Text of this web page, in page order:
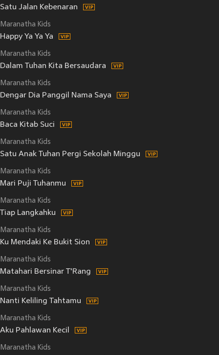
Satu Jalan Kebenaran
Maranatha Kids
Happy Ya Ya Ya
Maranatha Kids
Dalam Tuhan Kita Bersaudara
Maranatha Kids
Dengar Dia Panggil Nama Saya
Maranatha Kids
Baca Kitab Suci
Maranatha Kids
Satu Anak Tuhan Pergi Sekolah Minggu
Maranatha Kids
Mari Puji Tuhanmu
Maranatha Kids
Tiap Langkahku
Maranatha Kids
Ku Mendaki Ke Bukit Sion
Maranatha Kids
Matahari Bersinar T'Rang
Maranatha Kids
Nanti Keliling Tahtamu
Maranatha Kids
Aku Pahlawan Kecil
Maranatha Kids